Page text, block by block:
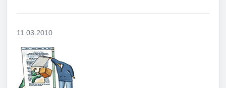
11.03.2010